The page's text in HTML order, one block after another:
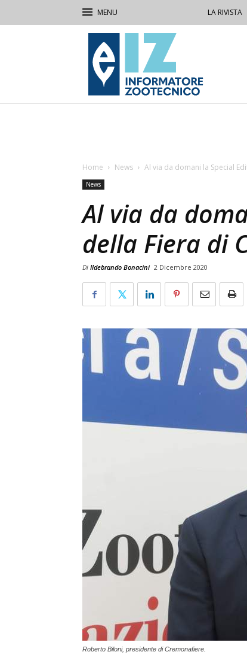
LA RIVISTA
IZ
Informatore
Zootecnico
Home News Al via da domani la Special
News
Al via da
della Fiera di
Di Ildebrando Bonacini 2 Dicembre 2020
Roberto Biloni, presidente di Cremonafiere.